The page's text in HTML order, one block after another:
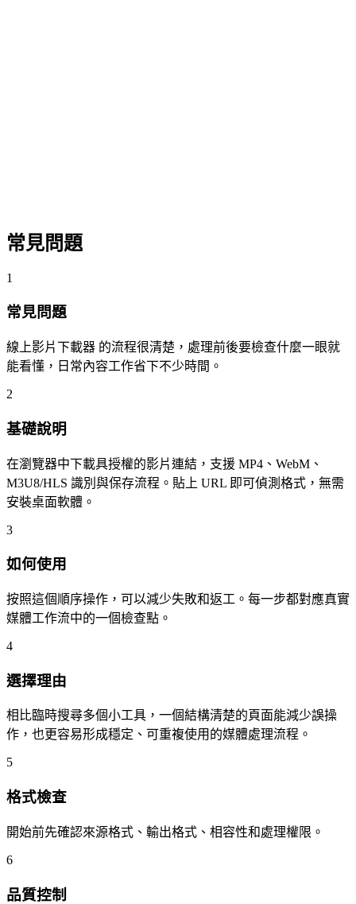
常見問題
1
常見問題
線上影片下載器 的流程很清楚，處理前後要檢查什麼一眼就
能看懂，日常內容工作省下不少時間。
2
基礎說明
在瀏覽器中下載具授權的影片連結，支援 MP4、WebM、
M3U8/HLS 識別與保存流程。貼上 URL 即可偵測格式，無需
安裝桌面軟體。
3
如何使用
按照這個順序操作，可以減少失敗和返工。每一步都對應真實
媒體工作流中的一個檢查點。
4
選擇理由
相比臨時搜尋多個小工具，一個結構清楚的頁面能減少誤操
作，也更容易形成穩定、可重複使用的媒體處理流程。
5
格式檢查
開始前先確認來源格式、輸出格式、相容性和處理權限。
6
品質控制